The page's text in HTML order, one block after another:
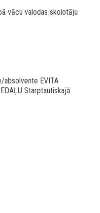
vācu valodas skolotāju
absolvente EVITA
Starptautiskajā